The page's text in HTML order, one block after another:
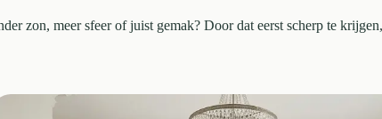
zon, meer sfeer of juist gemak? Door dat eerst scherp te